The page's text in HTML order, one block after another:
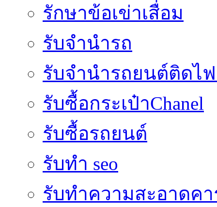
รักษาข้อเข่าเสื่อม
รับจำนำรถ
รับจํานํารถยนต์ติดไ
รับซื้อกระเป๋าChanel
รับซื้อรถยนต์
รับทำ seo
รับทำความสะอาดค